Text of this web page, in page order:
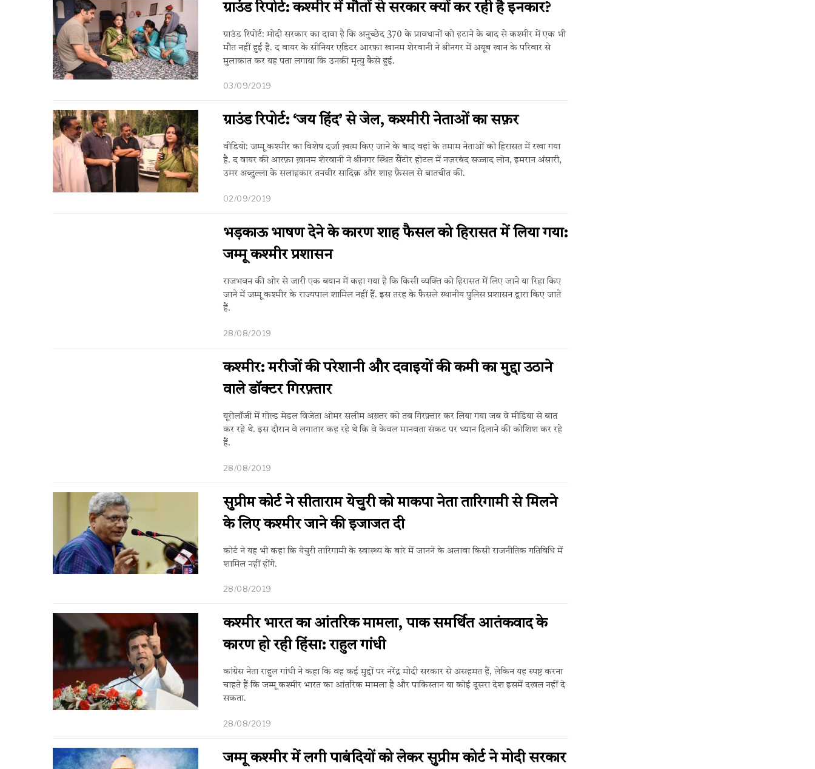
ग्राउंड रिपोर्ट: कश्मीर में मौतों से सरकार क्यों कर रही है इनकार?
ग्राउंड रिपोर्ट: मोदी सरकार का दावा है कि अनुच्छेद 370 के प्रावधानों को हटाने के बाद से कश्मीर में एक भी
मौत नहीं हुई है. द वायर के सीनियर एडिटर आरफ़ा खानम शेरवानी ने श्रीनगर में अयूब खान के परिवार से
मुलाकात कर यह पता लगाया कि उनकी मृत्यु कैसे हुई.
03/09/2019
ग्राउंड रिपोर्ट: ‘जय हिंद’ से जेल, कश्मीरी नेताओं का सफ़र
वीडियो: जम्मू कश्मीर का विशेष दर्जा ख़त्म किए जाने के बाद वहां के तमाम ​नेताओं को हिरासत में रखा गया
है. द वायर की आरफ़ा ख़ानम शेरवानी ने श्रीनगर स्थित सैंटोर होटल में नज़रबंद सज्जाद लोन, इमरान अंसारी,
उमर अब्दुल्ला के सलाहकार तनवीर सादिक़ और शाह फ़ैसल से बातचीत की.
02/09/2019
भड़काऊ भाषण देने के कारण शाह फैसल को हिरासत में लिया गया:
जम्मू कश्मीर प्रशासन
राजभवन की ओर से जारी एक बयान में कहा गया है कि किसी व्यक्ति को हिरासत में लिए जाने या रिहा किए
जाने में जम्मू कश्मीर के राज्यपाल शामिल नहीं हैं. इस तरह के फैसले स्थानीय पुलिस प्रशासन द्वारा किए जाते
हैं.
28/08/2019
कश्मीर: मरीजों की परेशानी और दवाइयों की कमी का मुद्दा उठाने
वाले डॉक्टर गिरफ़्तार
यूरोलॉजी में गोल्ड मेडल विजेता ओमर सलीम अख़्तर को तब गिरफ़्तार कर लिया गया जब वे मीडिया से बात
कर रहे थे. इस दौरान वे लगातार कह रहे थे कि वे केवल मानवता संकट पर ध्यान दिलाने की कोशिश कर रहे
हैं.
28/08/2019
सुप्रीम कोर्ट ने सीताराम येचुरी को माकपा नेता तारिगामी से मिलने
के लिए कश्मीर जाने की इजाजत दी
कोर्ट ने यह भी कहा कि येचुरी तारिगामी के स्वास्थ्य के बारे में जानने के अलावा किसी राजनीतिक गतिविधि में
शामिल नहीं होंगे.
28/08/2019
कश्मीर भारत का आंतरिक मामला, पाक समर्थित आतंकवाद के
कारण हो रही हिंसा: राहुल गांधी
कांग्रेस नेता राहुल गांधी ने कहा कि वह कई मुद्दों पर नरेंद्र मोदी सरकार से असहमत हैं, लेकिन यह स्पष्ट करना
चाहते हैं कि जम्मू कश्मीर भारत का आंतरिक मामला है और पाकिस्तान या कोई दूसरा देश इसमें दखल नहीं दे
सकता.
28/08/2019
जम्मू कश्मीर में लगी पाबंदियों को लेकर सुप्रीम कोर्ट ने मोदी सरकार